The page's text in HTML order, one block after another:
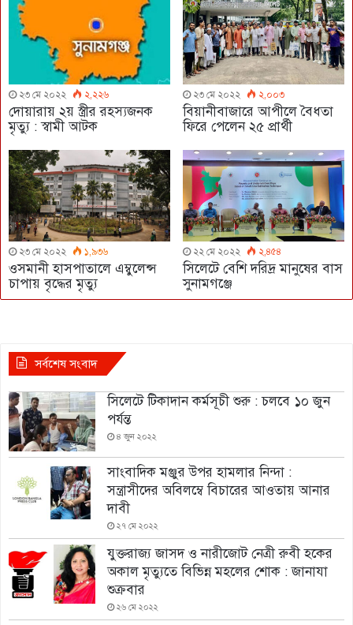
২৩ মে ২০২২ ২,২২৬
দোয়ারায় ২য় স্ত্রীর রহস্যজনক
মৃত্যু : স্বামী আটক
২৩ মে ২০২২ ২,০০৩
বিয়ানীবাজারে আপীলে বৈধতা
ফিরে পেলেন ২৫ প্রার্থী
২৩ মে ২০২২ ১,৯৩৬
ওসমানী হাসপাতালে এম্বুলেন্স
চাপায় বৃদ্ধের মৃত্যু
২২ মে ২০২২ ২,৪৫৪
সিলেটে বেশি দরিদ্র মানুষের বাস
সুনামগঞ্জে
সর্বশেষ সংবাদ
সিলেটে টিকাদান কর্মসূচী শুরু : চলবে ১০ জুন
পর্যন্ত
৪ জুন ২০২২
সাংবাদিক মঞ্জুর উপর হামলার নিন্দা :
সন্ত্রাসীদের অবিলম্বে বিচারের আওতায় আনার
দাবী
২৭ মে ২০২২
যুক্তরাজ্য জাসদ ও নারীজোট নেত্রী রুবী হকের
অকাল মৃত্যুতে বিভিন্ন মহলের শোক : জানাযা
শুক্রবার
২৬ মে ২০২২